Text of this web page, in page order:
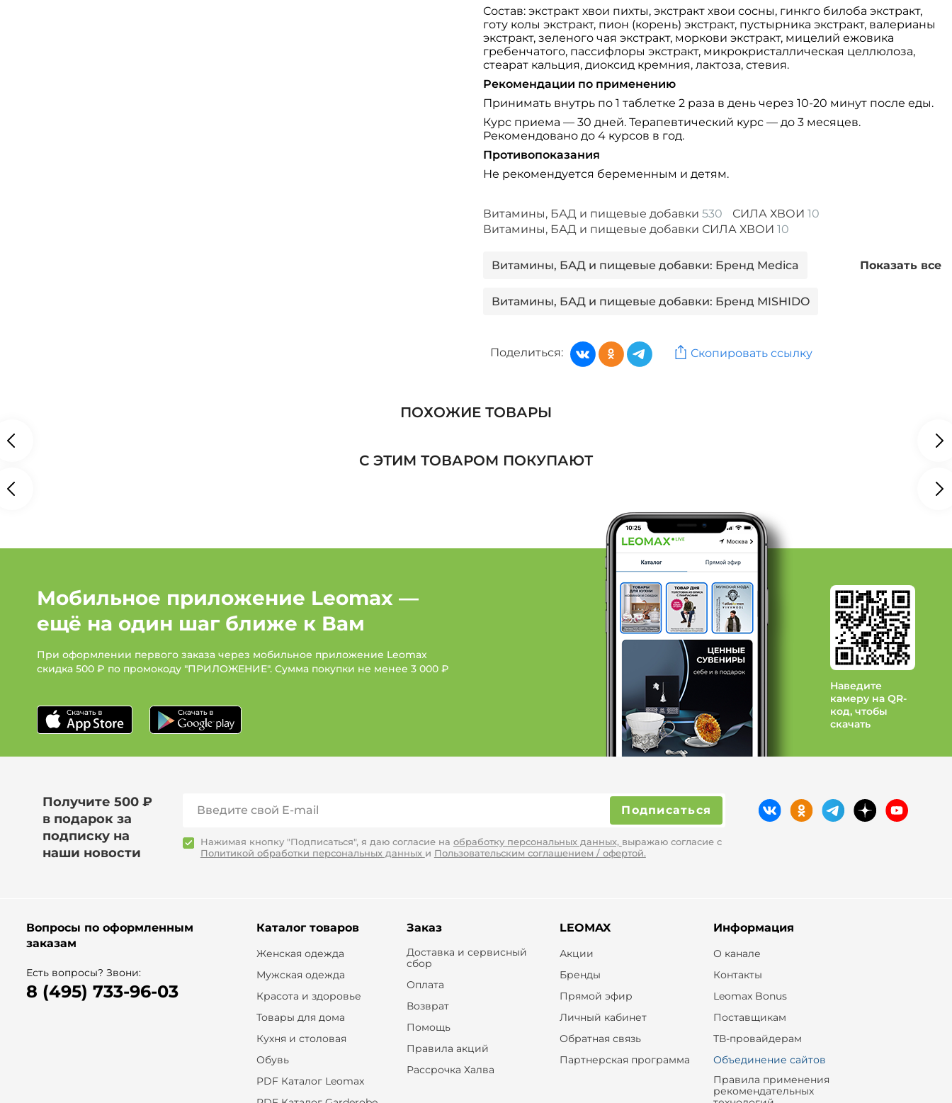
Состав: экстракт хвои пихты, экстракт хвои сосны, гинкго билоба экстракт,
готу колы экстракт, пион (корень) экстракт, пустырника экстракт, валерианы
экстракт, зеленого чая экстракт, моркови экстракт, мицелий ежовика
гребенчатого, пассифлоры экстракт, микрокристаллическая целлюлоза,
стеарат кальция, диоксид кремния, лактоза, стевия.
Рекомендации по применению
Принимать внутрь по 1 таблетке 2 раза в день через 10-20 минут после еды.
Курс приема — 30 дней. Терапевтический курс — до 3 месяцев.
Рекомендовано до 4 курсов в год.
Противопоказания
Не рекомендуется беременным и детям.
Витамины, БАД и пищевые добавки 530 СИЛА ХВОИ 10
Витамины, БАД и пищевые добавки СИЛА ХВОИ 10
Витамины, БАД и пищевые добавки: Бренд Medica
Витамины, БАД и пищевые добавки: Бренд MISHIDO
MONODOSES
Витамины, БАД и пищевые добавки: Бренд Naturmed
Товары для здоровья: Бренд ПАРАФАРМ
Товары для здоровья: Бренд PLASMALOGEN
Товары для здоровья: Бренд Природная аптека Сибири
Показать все
Поделиться: Скопировать ссылку
ПОХОЖИЕ ТОВАРЫ
С ЭТИМ ТОВАРОМ ПОКУПАЮТ
Мобильное приложение Leomax —
ещё на один шаг ближе к Вам
При оформлении первого заказа через мобильное приложение Leomax
скидка 500 ₽ по промокоду "ПРИЛОЖЕНИЕ". Сумма покупки не менее 3 000 ₽
Наведите
камеру на QR-
код, чтобы
скачать
Получите 500 ₽
в подарок за
подписку на
наши новости
Подписаться
Нажимая кнопку "Подписаться", я даю согласие на обработку персональных данных, выражаю согласие с
Политикой обработки персональных данных и Пользовательским соглашением / офертой.
Вопросы по оформленным
заказам
Есть вопросы? Звони:
8 (495) 733-96-03
Каталог товаров
Женская одежда
Мужская одежда
Красота и здоровье
Товары для дома
Кухня и столовая
Обувь
PDF Каталог Leomax
Заказ
Доставка и сервисный
сбор
Оплата
Возврат
Помощь
Правила акций
Рассрочка Халва
LEOMAX
Акции
Бренды
Прямой эфир
Личный кабинет
Обратная связь
Партнерская программа
Информация
О канале
Контакты
Leomax Bonus
Поставщикам
ТВ-провайдерам
Объединение сайтов
Правила применения
рекомендательных